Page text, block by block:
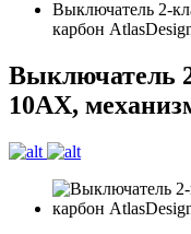
Выключатель 2-
карбон
Выключатель
10АХ,